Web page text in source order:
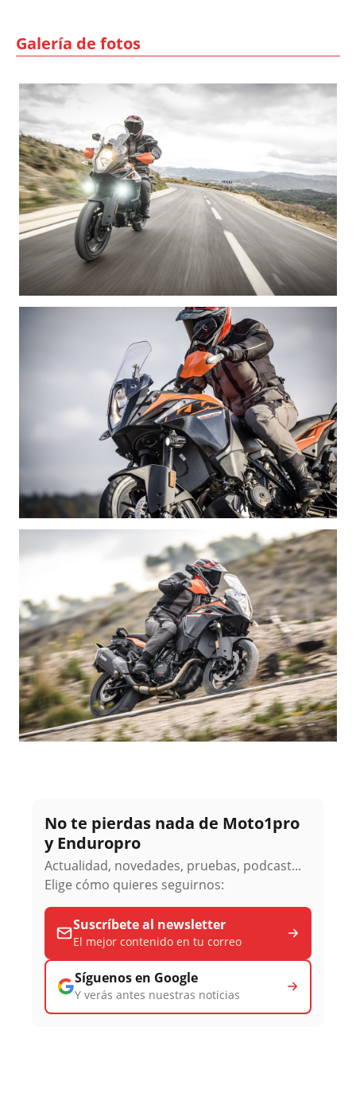
Galería de fotos
No te pierdas nada de Moto1pro
y Enduropro
Actualidad, novedades, pruebas, podcast...
Elige cómo quieres seguirnos:
Suscríbete al newsletter
El mejor contenido en tu correo
Síguenos en Google
Y verás antes nuestras noticias